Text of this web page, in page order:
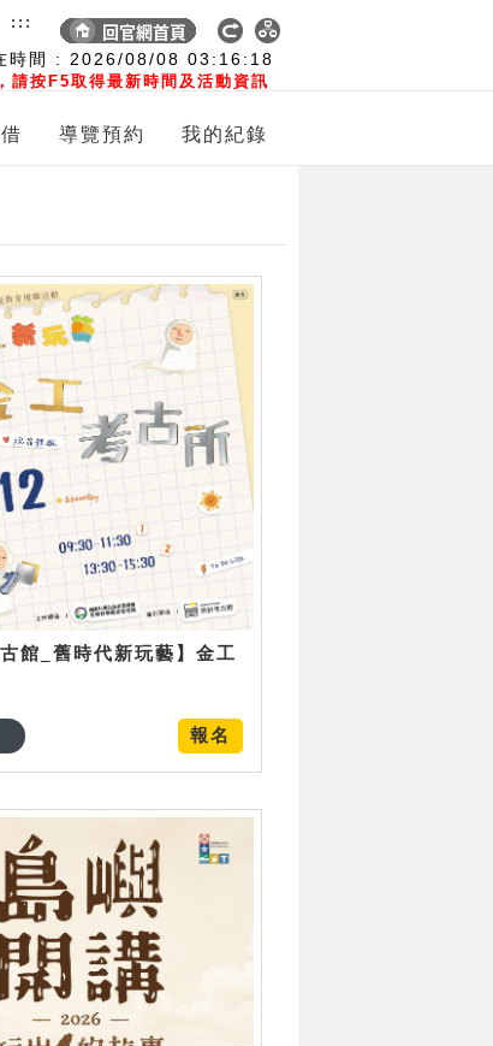
時間 : 2026/08/08 03:16:20
請按F5取得最新時間及活動資訊
:::
導覽預約 我的紀錄
古館_舊時代新玩藝】金工
報名